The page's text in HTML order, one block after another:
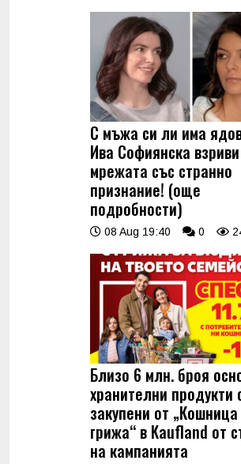
С мъжа си ли има
Ива Софиянска взриви
мрежата със странно
признание! (още
подробности)
08 Aug 19:40 0
Близо 6 млн. броя
хранителни продукти
закупени от „Кошница
грижа“ в Kaufland от
на кампанията